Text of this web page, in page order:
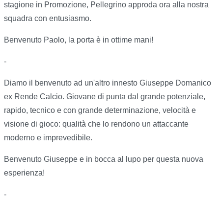
stagione in Promozione, Pellegrino approda ora alla nostra
squadra con entusiasmo.
Benvenuto Paolo, la porta è in ottime mani!
-
Diamo il benvenuto ad un'altro innesto Giuseppe Domanico
ex Rende Calcio. Giovane di punta dal grande potenziale,
rapido, tecnico e con grande determinazione, velocità e
visione di gioco: qualità che lo rendono un attaccante
moderno e imprevedibile.
Benvenuto Giuseppe e in bocca al lupo per questa nuova
esperienza!
-